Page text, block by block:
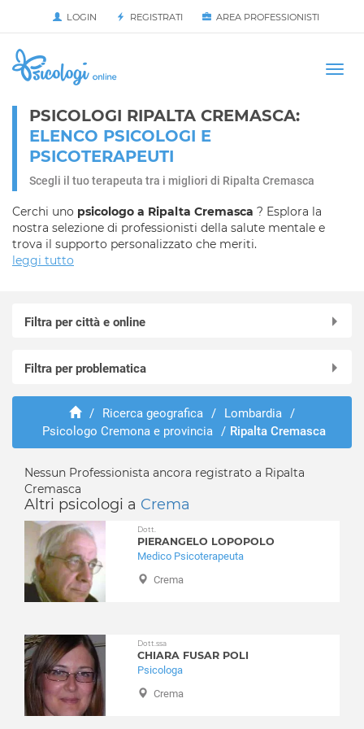
Avvia
LOGIN REGISTRATI AREA PROFESSIONISTI
PSICOLOGI RIPALTA CREMASCA:
ELENCO PSICOLOGI E
PSICOTERAPEUTI
Scegli il tuo terapeuta tra i migliori di Ripalta Cremasca
Cerchi uno psicologo a Ripalta Cremasca ? Esplora la
nostra selezione di professionisti della salute mentale e
trova il supporto personalizzato che meriti.
leggi tutto
Filtra per città e online
Acquanegra Cremonese
Azzanello
Bagnolo Cremasco
Bonemerse
Bordolano
Ca' d'Andrea
Calvatone
Camisano
Campagnola Cremasca
Capergnanica
Cappella de' Picenardi
Capralba
Casalbuttano ed Uniti
Casale Cremasco-Vidolasco
Casaletto Ceredano
Filtra per problematica
Abusi e violenze
Adozione e affido
Alcolismo
Anoressia
Ansia
Attacchi di panico
Autismo
Balbuzie
Binge eating
Bulimia
Depressione
Dipendenza affettiva
Disabilità
/ Ricerca geografica / Lombardia /
Psicologo Cremona e provincia / Ripalta Cremasca
Nessun Professionista ancora registrato a Ripalta
Cremasca
Altri psicologi a Crema
Dott.
PIERANGELO LOPOPOLO
Medico Psicoterapeuta
Crema
Dott.ssa
CHIARA FUSAR POLI
Psicologa
Crema